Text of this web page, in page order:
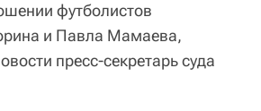
футболистов
и Павла Мамаева,
пресс-секретарь суда